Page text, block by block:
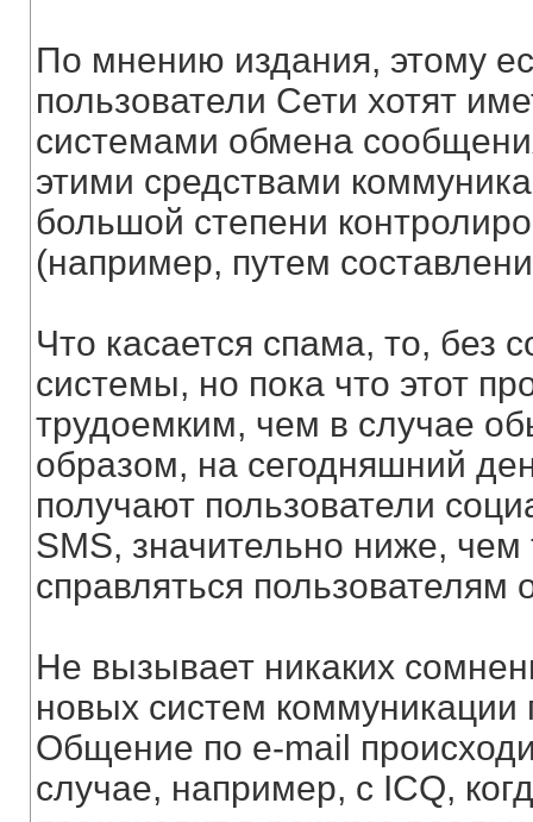
По мнению издания, этому
пользователи Сети хотят
системами обмена
этими средствами
большой степени
(например, путем
Что касается спама, то, без
системы, но пока что этот
трудоемким, чем в случае
образом, на сегодняшний
получают пользователи
SMS, значительно ниже, чем
справляться
Не вызывает никаких
новых систем коммуникации
Общение по e-mail
случае, например, с ICQ,